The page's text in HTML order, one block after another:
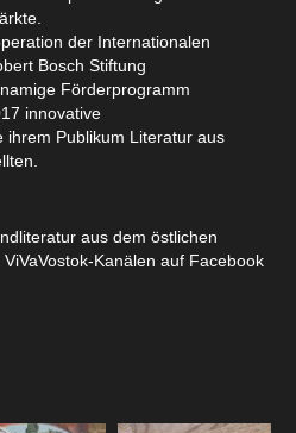
der Internationalen
Bosch Stiftung
Förderprogramm
innovative
ihrem Publikum Literatur aus
aus dem östlichen
Kanälen auf Facebook